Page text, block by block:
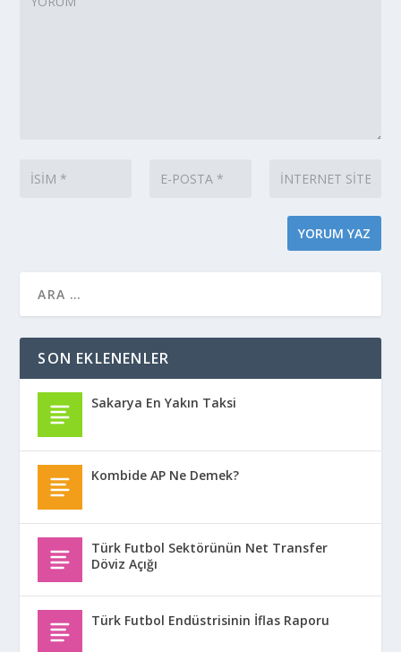
SON EKLENENLER
Sakarya En Yakın Taksi
Kombide AP Ne Demek?
Türk Futbol Sektörünün Net Transfer
Döviz Açığı
Türk Futbol Endüstrisinin İflas Raporu